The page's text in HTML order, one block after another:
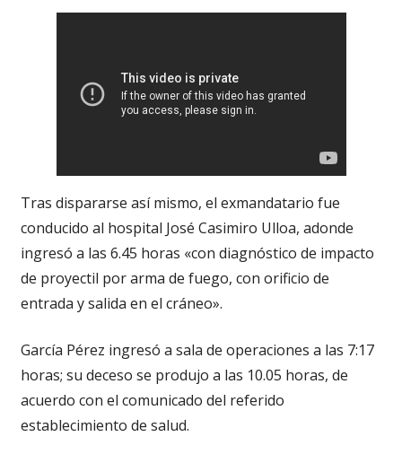
Tras dispararse así mismo, el exmandatario fue
conducido al hospital José Casimiro Ulloa, adonde
ingresó a las 6.45 horas «con diagnóstico de impacto
de proyectil por arma de fuego, con orificio de
entrada y salida en el cráneo».
García Pérez ingresó a sala de operaciones a las 7:17
horas; su deceso se produjo a las 10.05 horas, de
acuerdo con el comunicado del referido
establecimiento de salud.